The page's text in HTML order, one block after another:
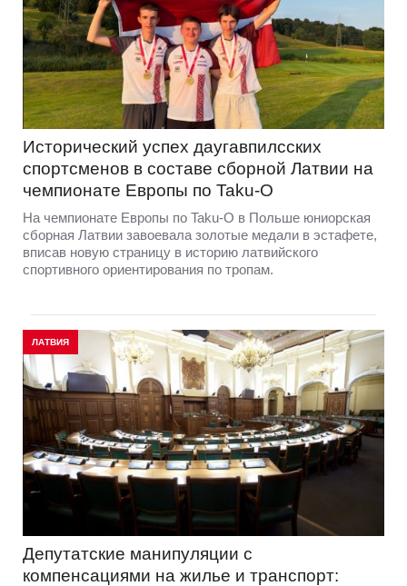
Исторический успех даугавпилсских
спортсменов в составе сборной Латвии на
чемпионате Европы по Taku-O
На чемпионате Европы по Taku-O в Польше юниорская
сборная Латвии завоевала золотые медали в эстафете,
вписав новую страницу в историю латвийского
спортивного ориентирования по тропам.
ЛАТВИЯ
Депутатские манипуляции с
компенсациями на жилье и транспорт: